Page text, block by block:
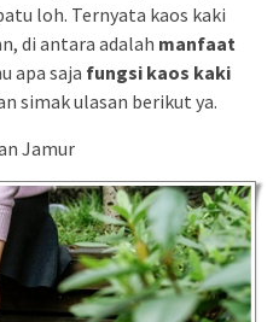
loh. Ternyata kaos kaki
di antara adalah manfaat
apa saja fungsi kaos kaki
simak ulasan berikut ya.
Jamur